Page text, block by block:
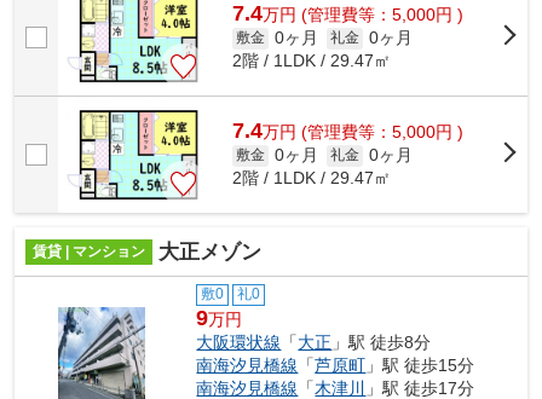
7.4万円 (管理費等：5,000円 )
敷金 0ヶ月 礼金 0ヶ月
2階 / 1LDK / 29.47㎡
7.4万円 (管理費等：5,000円 )
敷金 0ヶ月 礼金 0ヶ月
2階 / 1LDK / 29.47㎡
賃貸 | マンション 大正メゾン
敷0 礼0
9万円
大阪環状線 「大正 」駅 徒歩8分
南海汐見橋線 「芦原町 」駅 徒歩15分
南海汐見橋線 「木津川
」駅 徒歩17分